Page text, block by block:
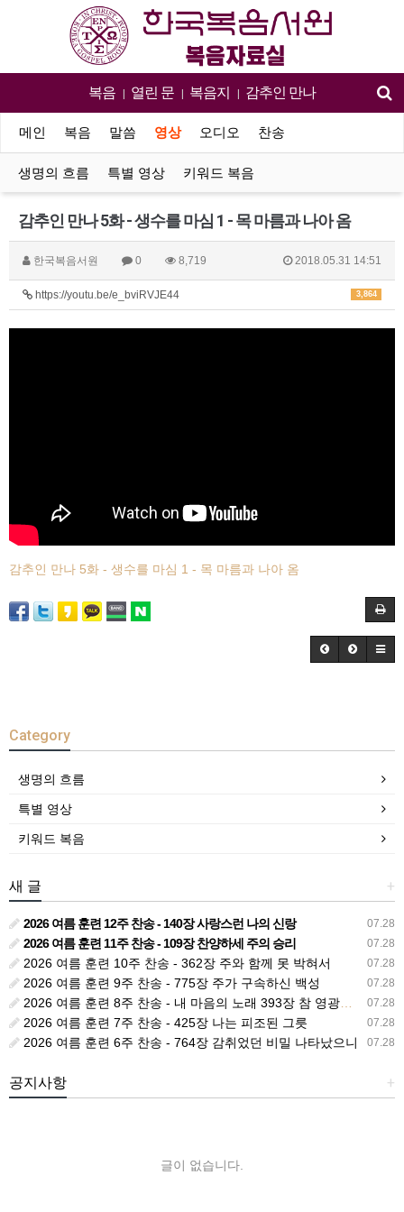
복음 | 열린 문 | 복음지 | 감추인 만나
메인 복음 말씀 영상 오디오 찬송
생명의 흐름 특별 영상 키워드 복음
감추인 만나 5화 - 생수를 마심 1 - 목 마름과 나아 옴
한국복음서원 0 8,719 2018.05.31 14:51
3,864
https://youtu.be/e_bviRVJE44
감추인 만나 5화 - 생수를 마심 1 - 목 마름과 나아 옴
Category
생명의 흐름
특별 영상
키워드 복음
+
새 글
07.28
2026 여름 훈련 12주 찬송 - 140장 사랑스런 나의 신랑
07.28
2026 여름 훈련 11주 찬송 - 109장 찬양하세 주의 승리
07.28
2026 여름 훈련 10주 찬송 - 362장 주와 함께 못 박혀서
07.28
2026 여름 훈련 9주 찬송 - 775장 주가 구속하신 백성
07.28
2026 여름 훈련 8주 찬송 - 내 마음의 노래 393장 참 영광스런 우리 왕
07.28
2026 여름 훈련 7주 찬송 - 425장 나는 피조된 그릇
07.28
2026 여름 훈련 6주 찬송 - 764장 감취었던 비밀 나타났으니
+
공지사항
글이 없습니다.